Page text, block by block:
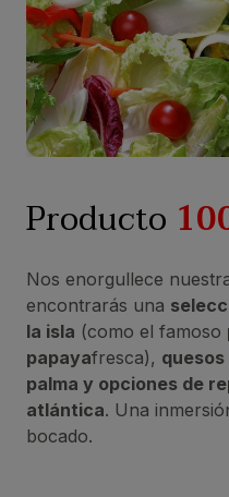
Producto
Nos enorgullece
encontrarás una
la isla (como el famoso
papayafresca),
palma y opciones de
atlántica. Una
bocado.